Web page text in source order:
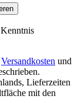
Versandkosten und
Lieferzeiten
mit den